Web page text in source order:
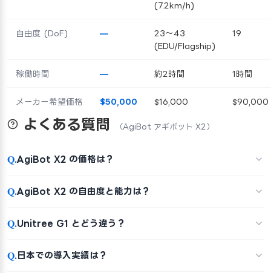
(7.2km/h)
自由度 (DoF) —
23～43
(EDU/Flagship)
19
稼働時間 — 約2時間 1時間
メーカー希望価格 $50,000 $16,000 $90,000
よくある質問 （AgiBot アギボット X2）
Q.AgiBot X2 の価格は？
Q.AgiBot X2 の自由度と能力は？
Q.Unitree G1 とどう違う？
Q.日本での導入実績は？